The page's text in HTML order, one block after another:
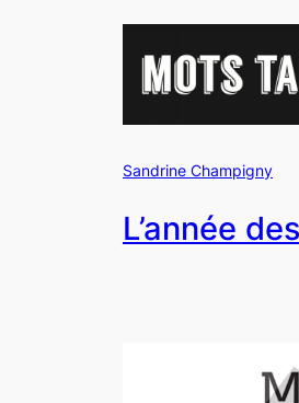
Sandrine Champigny
L’année